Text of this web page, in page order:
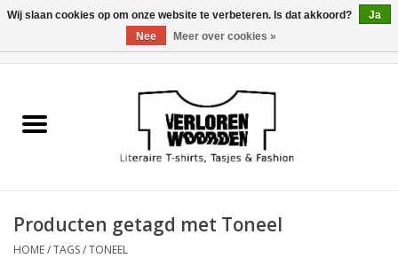
Heren
Tasjes
Producten getagd met Toneel
HOME/TAGS/TONEEL
Wij slaan cookies op om onze website te verbeteren. Is dat akkoord?
Ja
Nee
Meer over cookies »